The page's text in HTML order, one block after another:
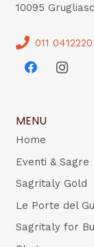
10095
011 0412220
MENU
Home
Eventi & Sagre
Sagritaly Gold
Le Porte del
Sagritaly for